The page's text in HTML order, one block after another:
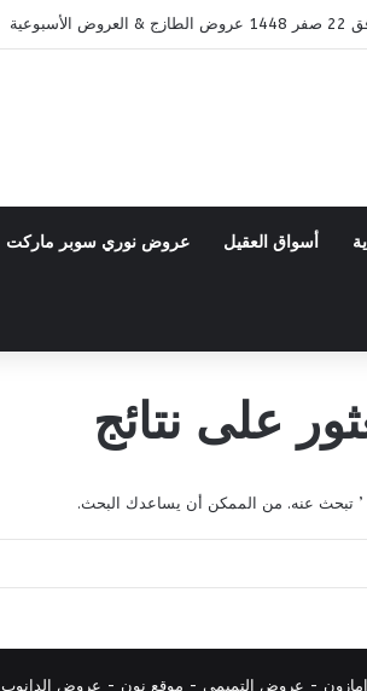
أسواق العقيل عروض نوري سوبر ماركت
على نتائج
’ تبحث عنه. من الممكن أن يساعدك البحث.
- عروض التميمي - موقع نون - عروض الدانوب